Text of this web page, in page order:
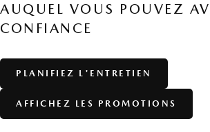
AUQUEL VOUS POUVEZ
CONFIANCE
PLANIFIEZ L'ENTRETIEN
AFFICHEZ LES PROMOTIONS